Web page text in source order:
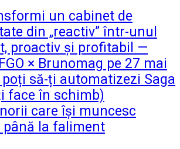
un cabinet de
din „reactiv” într-unul
proactiv și profitabil —
× Brunomag pe 27 mai
poți să-ți automatizezi Saga
face în schimb)
care își muncesc
până la faliment